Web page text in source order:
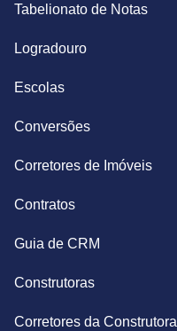
Tabelionato de Notas
Logradouro
Escolas
Conversões
Corretores de Imóveis
Contratos
Guia de CRM
Construtoras
Corretores da Construtora